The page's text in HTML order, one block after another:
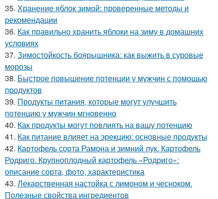
35. Хранение яблок зимой: проверенные методы и
рекомендации
36. Как правильно хранить яблоки на зиму в домашних
условиях
37. Зимостойкость боярышника: как выжить в суровые
морозы
38. Быстрое повышение потенции у мужчин с помощью
продуктов
39. Продукты питания, которые могут улучшить
потенцию у мужчин мгновенно
40. Как продукты могут повлиять на вашу потенцию
41. Как питание влияет на эрекцию: основные продукты
42. Картофель сорта Рамона и зимний лук. Картофель
Родриго. Крупноплодный картофель «Родриго»:
описание сорта, фото, характеристика
43. Лекарственная настойка с лимоном и чесноком.
Полезные свойства ингредиентов